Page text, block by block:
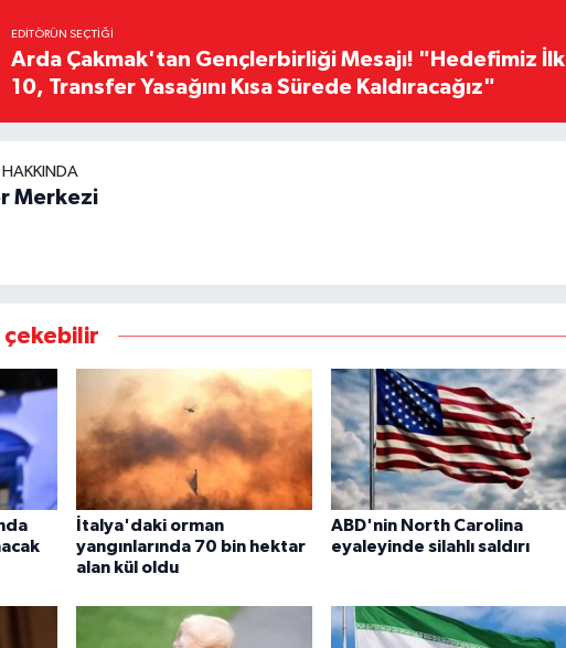
EDITÖRÜN SEÇTIĞI
Arda Çakmak'tan Gençlerbirliği Mesajı! "Hedefimiz İlk
10, Transfer Yasağını Kısa Sürede Kaldıracağız"
HAKKINDA
Merkezi
çekebilir
İtalya'daki orman
yangınlarında 70 bin hektar
alan kül oldu
ABD'nin North Carolina
eyaleyinde silahlı saldırı